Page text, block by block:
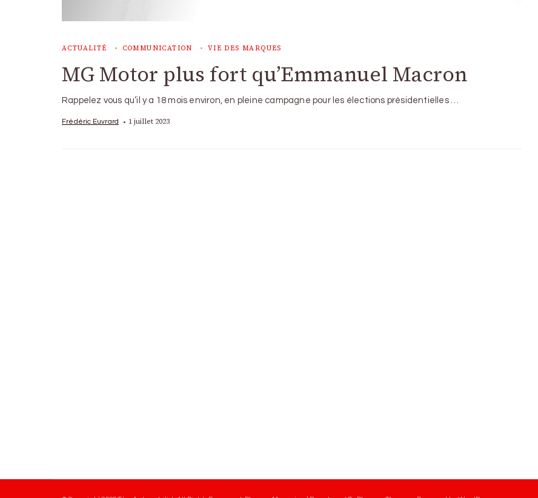
ACTUALITÉ COMMUNICATION VIE DES MARQUES
MG Motor plus fort qu’Emmanuel Macron
Rappelez vous qu’il y a 18 mois environ, en pleine campagne pour les élections présidentielles …
Frédéric Euvrard 1 juillet 2023